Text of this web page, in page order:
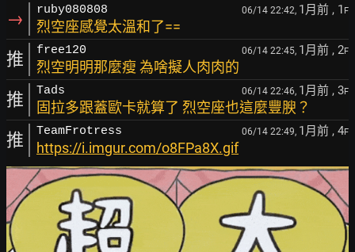
→ ruby080808 06/14 22:42, 1月前 , 1 F
烈空座感覺太溫和了==
推 free120 06/14 22:45, 1月前 , 2F
烈空明明那麼瘦 為啥擬人肉肉的
推 Tads 06/14 22:46, 1月前 , 3F
固拉多跟蓋歐卡就算了 烈空座也這麼豐腴？
推 TeamFrotress 06/14 22:49, 1月前 , 4F
https://i.imgur.com/o8FPa8X.gif